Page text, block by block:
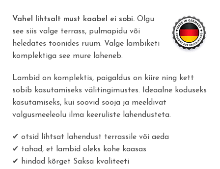
Vahel lihtsalt must kaabel ei sobi. Olgu
see siis valge terrass, pulmapidu või
heledates toonides ruum. Valge lambiketi
komplektiga see mure laheneb.
Lambid on komplektis, paigaldus on kiire ning kett
sobib kasutamiseks välitingimustes. Ideaalne koduseks
kasutamiseks, kui soovid sooja ja meeldivat
valgusmeeleolu ilma keeruliste lahendusteta.
✔ otsid lihtsat lahendust terrassile või aeda
✔ tahad, et lambid oleks kohe kaasas
✔ hindad kõrget Saksa kvaliteeti